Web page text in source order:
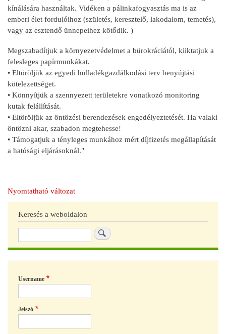
kínálására használtak. Vidéken a pálinkafogyasztás ma is az
emberi élet fordulóihoz (születés, keresztelő, lakodalom, temetés),
vagy az esztendő ünnepeihez kötődik. )
Megszabadítjuk a környezetvédelmet a bürokráciától, kiiktatjuk a
felesleges papírmunkákat.
• Eltöröljük az egyedi hulladékgazdálkodási terv benyújtási
kötelezettséget.
• Könnyítjük a szennyezett területekre vonatkozó monitoring
kutak felállítását.
• Eltöröljük az öntözési berendezések engedélyeztetését. Ha valaki
öntözni akar, szabadon megtehesse!
• Támogatjuk a tényleges munkához mért díjfizetés megállapítását
a hatósági eljárásoknál."
Nyomtatható változat
Keresés a weboldalon
Username
Jelszó